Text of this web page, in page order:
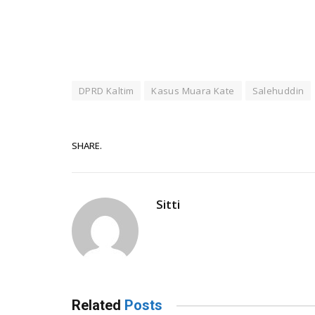
DPRD Kaltim Kasus Muara Kate Salehuddin
SHARE.
Sitti
Related Posts